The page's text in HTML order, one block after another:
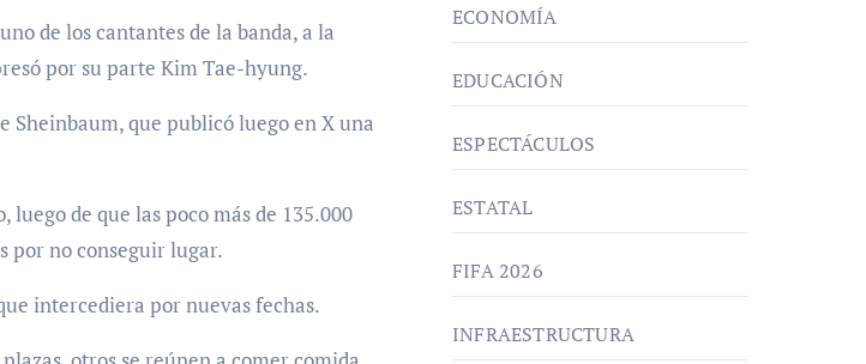
de los cantantes de la banda, a la
por su parte Kim Tae-hyung.
Sheinbaum, que publicó luego en X una
de que las poco más de 135.000
por no conseguir lugar.
intercediera por nuevas fechas.
ECONOMÍA
EDUCACIÓN
ESPECTÁCULOS
ESTATAL
FIFA 2026
INFRAESTRUCTURA